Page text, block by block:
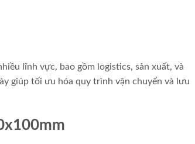
lĩnh vực, bao gồm logistics, sản xuất, và
giúp tối ưu hóa quy trình vận chuyển và lưu